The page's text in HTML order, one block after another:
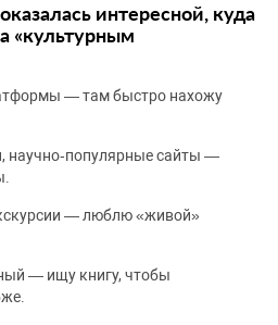
интересной, куда
«культурным
— там быстро нахожу
научно‑популярные сайты —
— люблю «живой»
— ищу книгу, чтобы